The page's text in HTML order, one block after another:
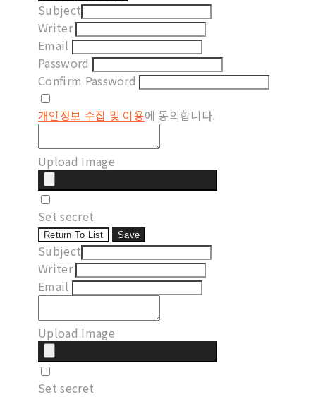
Subject
Writer
Email
Password
Confirm Password
개인정보 수집 및 이용에 동의합니다.
Upload Image
Set secret
Return To List Save
Subject
Writer
Email
Upload Image
Set secret